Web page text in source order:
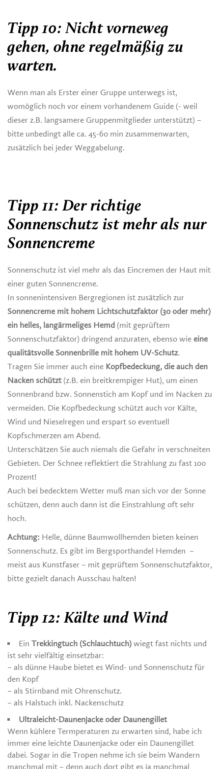
Tipp 10: Nicht vorneweg
gehen, ohne regelmäßig zu
warten.
Wenn man als Erster einer Gruppe unterwegs ist,
womöglich noch vor einem vorhandenem Guide (- weil
dieser z.B. langsamere Gruppenmitglieder unterstützt) –
bitte unbedingt alle ca. 45-60 min zusammenwarten,
zusätzlich bei jeder Weggabelung.
Tipp 11: Der richtige
Sonnenschutz ist mehr als nur
Sonnencreme
Sonnenschutz ist viel mehr als das Eincremen der Haut mit
einer guten Sonnencreme.
In sonnenintensiven Bergregionen ist zusätzlich zur
Sonnencreme mit hohem Lichtschutzfaktor (30 oder mehr)
ein helles, langärmeliges Hemd (mit geprüftem
Sonnenschutzfaktor) dringend anzuraten, ebenso wie eine
qualitätsvolle Sonnenbrille mit hohem UV-Schutz.
Tragen Sie immer auch eine Kopfbedeckung, die auch den
Nacken schützt (z.B. ein breitkrempiger Hut), um einen
Sonnenbrand bzw. Sonnenstich am Kopf und im Nacken zu
vermeiden. Die Kopfbedeckung schützt auch vor Kälte,
Wind und Nieselregen und erspart so eventuell
Kopfschmerzen am Abend.
Unterschätzen Sie auch niemals die Gefahr in verschneiten
Gebieten. Der Schnee reflektiert die Strahlung zu fast 100
Prozent!
Auch bei bedecktem Wetter muß man sich vor der Sonne
schützen, denn auch dann ist die Einstrahlung oft sehr
hoch.
Achtung: Helle, dünne Baumwollhemden bieten keinen
Sonnenschutz. Es gibt im Bergsporthandel Hemden –
meist aus Kunstfaser – mit geprüftem Sonnenschutzfaktor,
bitte gezielt danach Ausschau halten!
Tipp 12: Kälte und Wind
Ein Trekkingtuch (Schlauchtuch) wiegt fast nichts und
ist sehr vielfältig einsetzbar:
– als dünne Haube bietet es Wind- und Sonnenschutz für
den Kopf
– als Stirnband mit Ohrenschutz.
– als Halstuch inkl. Nackenschutz
Ultraleicht-Daunenjacke oder Daunengillet
Wenn kühlere Termperaturen zu erwarten sind, habe ich
immer eine leichte Daunenjacke oder ein Daunengillet
dabei. Sogar in die Tropen nehme ich sie beim Wandern
manchmal mit – denn auch dort gibt es ja manchmal